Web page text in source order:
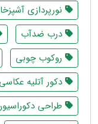
نورپردازی
درب ضدآب
روکوب چوبی
دکور آتلیه عکاسی
طراحی